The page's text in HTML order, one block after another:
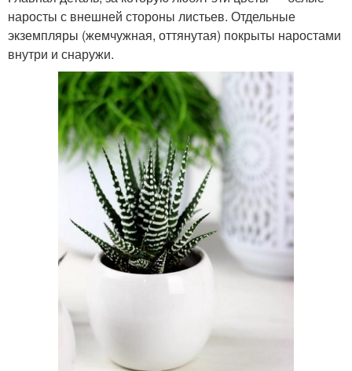
наросты с внешней стороны листьев. Отдельные
экземпляры (жемчужная, оттянутая) покрыты наростами
внутри и снаружи.